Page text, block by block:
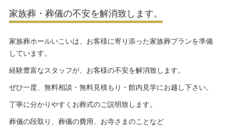
家族葬・葬儀の不安を解消致します。
家族葬ホールいこいは、お客様に寄り添った家族葬プランを準備
しています。
経験豊富なスタッフが、お客様の不安を解消致します。
ぜひ一度、無料相談・無料見積もり・館内見学にお越し下さい。
丁寧に分かりやすくお葬式のご説明致します。
葬儀の段取り、葬儀の費用、お寺さまのことなど